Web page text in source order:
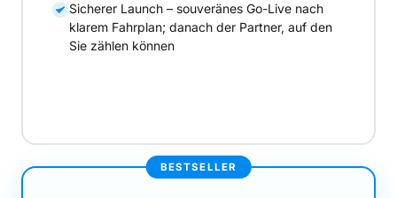
Sicherer Launch – souveränes Go-Live nach
klarem Fahrplan; danach der Partner, auf den
Sie zählen können
BESTSELLER